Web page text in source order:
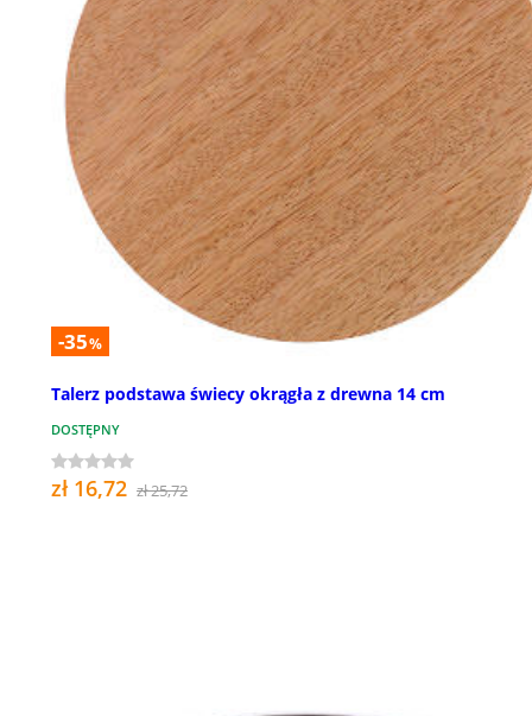
-35%
Talerz podstawa świecy okrągła z drewna 14 cm
DOSTĘPNY
zł 16,72 zł 25,72